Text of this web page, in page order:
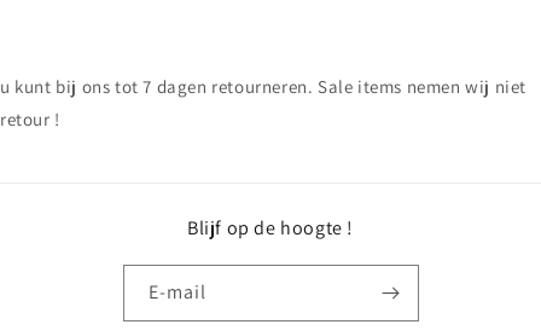
u kunt bij ons tot 7 dagen retourneren. Sale items nemen wij niet
retour !
Blijf op de hoogte !
E‑mail